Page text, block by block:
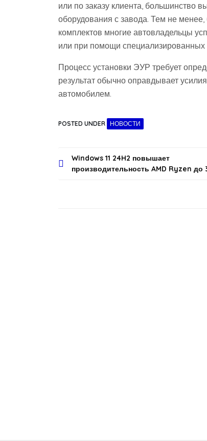
или по заказу клиента, большинство
оборудования с завода. Тем не
комплектов многие автовладельцы
или при помощи специализированных
Процесс установки ЭУР требует
результат обычно оправдывает
автомобилем.
POSTED UNDER НОВОСТИ
Навигация
Windows 11 24H2 повышает
производительность AMD Ryzen до